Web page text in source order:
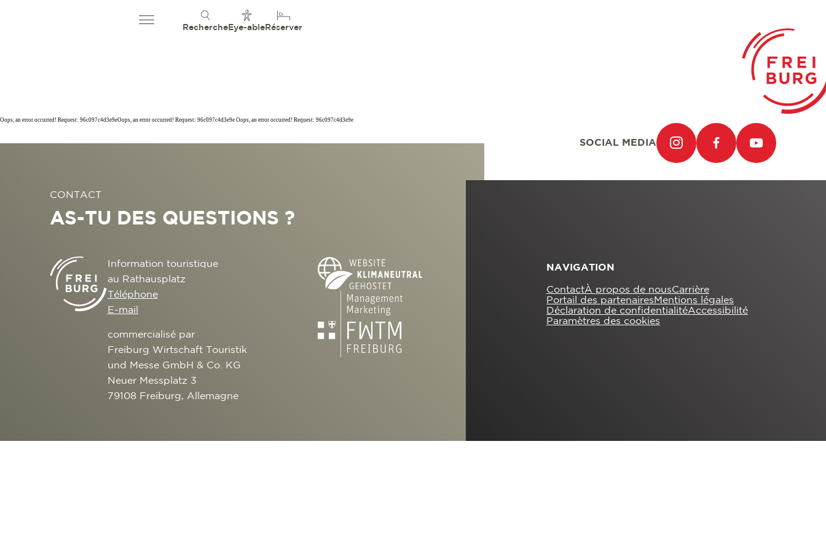
Recherche Eye-able Réserver
Oops, an error occurred! Request: 96c097c4d3e9eOops, an error occurred! Request: 96c097c4d3e9e Oops, an error occurred! Request: 96c097c4d3e9e
SOCIAL MEDIA
CONTACT
AS-TU DES QUESTIONS ?
Information touristique
au Rathausplatz
Téléphone
E-mail
commercialisé par
Freiburg Wirtschaft Touristik
und Messe GmbH & Co. KG
Neuer Messplatz 3
79108 Freiburg, Allemagne
NAVIGATION
ContactÀ propos de nousCarrière
Portail des partenaires Mentions légales
Déclaration de confidentialitéAccessibilité
Paramètres des cookies